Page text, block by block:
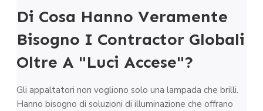
Di Cosa Hanno Veramente
Bisogno I Contractor Globali
Oltre A "luci Accese"?
Gli appaltatori non vogliono solo una lampada che brilli.
Hanno bisogno di soluzioni di illuminazione che offrano